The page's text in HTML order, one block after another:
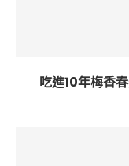
吃進10年梅香